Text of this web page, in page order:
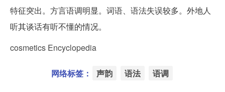
特征突出。方言语调明显。词语、语法失误较多。外地人
听其谈话有听不懂的情况。
cosmetics Encyclopedia
网络标签： 声韵 语法 语调